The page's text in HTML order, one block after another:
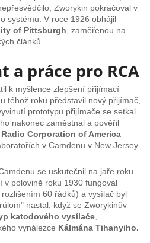
Zworykin pokračoval v
systému. V roce 1926 obhájil
of Pittsburgh , zaměřenou na
článků.
a práce pro RCA
k myšlence zlepšení přijímací
téhož roku představil nový přijímač,
prototypu přijímače se setkal
nakonec zaměstnal a pověřil
Corporation of America
v Camdenu v New Jersey.
se uskutečnil na jaře roku
v polovině roku 1930 fungoval
60 řádků) a vysílač byl
nastal, když se Zworykinův
katodového vysílače
vynálezce Kálmána Tihanyiho.